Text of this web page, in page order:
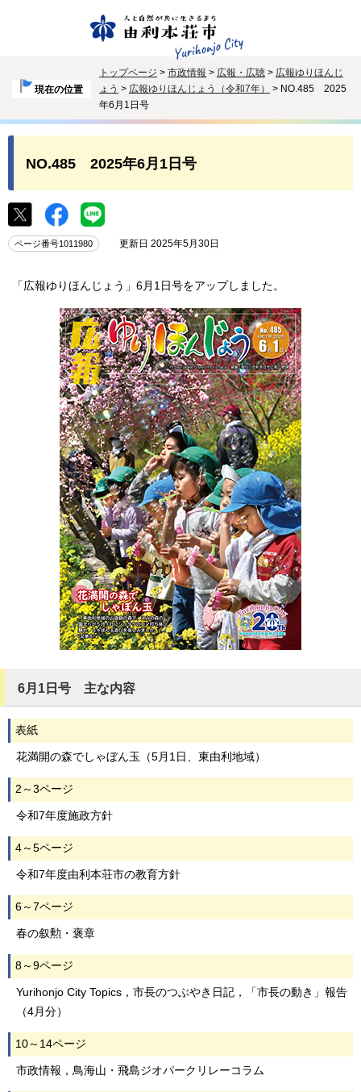
現在の位置
トップページ > 市政情報 > 広報・広聴 > 広報ゆりほんじ
ょう > 広報ゆりほんじょう（令和7年）
> NO.485 2025
年6月1日号
NO.485 2025年6月1日号
ページ番号1011980 更新日 2025年5月30日
「広報ゆりほんじょう」6月1日号をアップしました。
6月1日号 主な内容
表紙
花満開の森でしゃぼん玉（5月1日、東由利地域）
2～3ページ
令和7年度施政方針
4～5ページ
令和7年度由利本荘市の教育方針
6～7ページ
春の叙勲・褒章
8～9ページ
Yurihonjo City Topics，市長のつぶやき日記，「市長の動き」報告
（4月分）
10～14ページ
市政情報，鳥海山・飛島ジオパークリレーコラム